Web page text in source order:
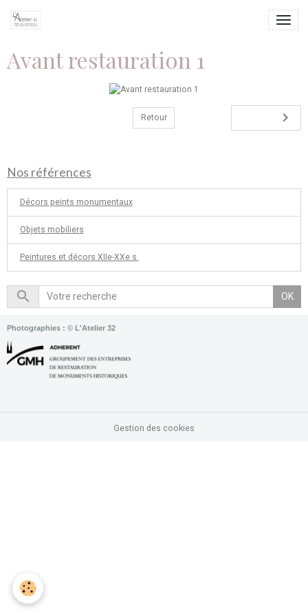
Avant restauration 1
Retour
Nos références
Décors peints monumentaux
Objets mobiliers
Peintures et décors XIIe-XXe s.
OK
Photographies : © L'Atelier 32
Gestion des cookies